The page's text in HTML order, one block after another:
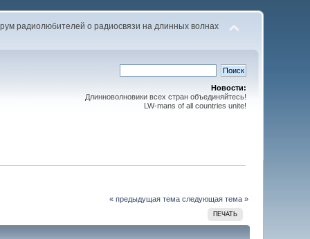
радиолюбителей о радиосвязи на длинных волнах
Новости:
Длинноволновики всех стран объединяйтесь!
LW-mans of all countries unite!
« предыдущая тема следующая тема »
ПЕЧАТЬ